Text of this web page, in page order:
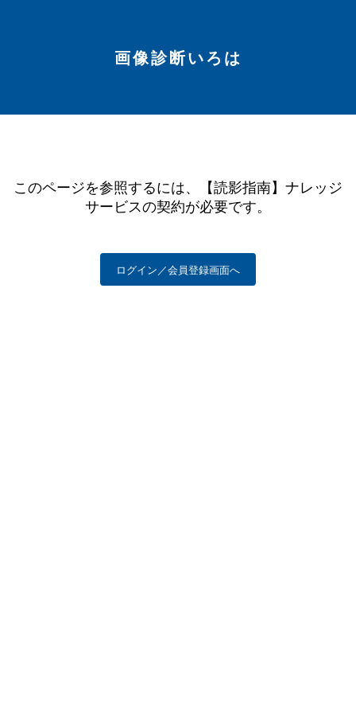
画像診断いろは
このページを参照するには、【読影指南】ナレッジ
サービスの契約が必要です。
ログイン／会員登録画面へ